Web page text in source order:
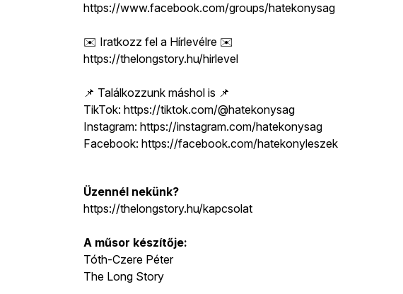
https://www.facebook.com/groups/hatekonysag
✉️ Iratkozz fel a Hírlevélre ✉️
https://thelongstory.hu/hirlevel
📌 Találkozzunk máshol is 📌
TikTok: https://tiktok.com/@hatekonysag
Instagram: https://instagram.com/hatekonysag
Facebook: https://facebook.com/hatekonyleszek
Üzennél nekünk?
https://thelongstory.hu/kapcsolat
A műsor készítője:
Tóth-Czere Péter
The Long Story